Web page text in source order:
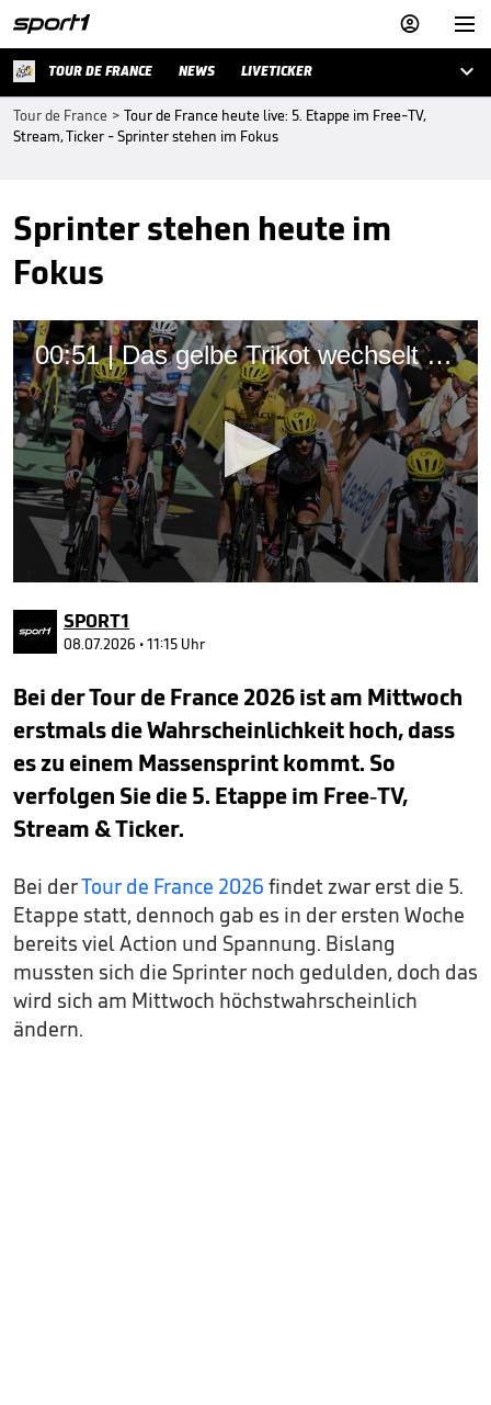


TOUR DE FRANCE NEWS LIVETICKER 
Tour de France > Tour de France heute live: 5. Etappe im Free-TV,
Stream, Ticker - Sprinter stehen im Fokus
Sprinter stehen heute im
Fokus
00:51 | Das gelbe Trikot wechselt wieder den Besitzer
seconds
of
51
seconds
SPORT1
08.07.2026 • 11:15 Uhr
Bei der Tour de France 2026 ist am Mittwoch
erstmals die Wahrscheinlichkeit hoch, dass
es zu einem Massensprint kommt. So
verfolgen Sie die 5. Etappe im Free-TV,
Stream & Ticker.
Bei derTour de France 2026 findet zwar erst die 5.
Etappe statt, dennoch gab es in der ersten Woche
bereits viel Action und Spannung. Bislang
mussten sich die Sprinter noch gedulden, doch das
wird sich am Mittwoch höchstwahrscheinlich
ändern.